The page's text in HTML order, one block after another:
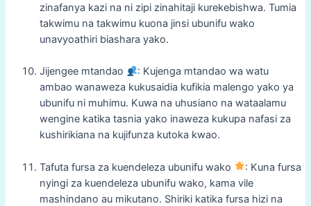
zinafanya kazi na ni zipi zinahitaji kurekebishwa. Tumia
takwimu na takwimu kuona jinsi ubunifu wako
unavyoathiri biashara yako.
Jijengee mtandao
: Kujenga mtandao wa watu
ambao wanaweza kukusaidia kufikia malengo yako ya
ubunifu ni muhimu. Kuwa na uhusiano na wataalamu
wengine katika tasnia yako inaweza kukupa nafasi za
kushirikiana na kujifunza kutoka kwao.
Tafuta fursa za kuendeleza ubunifu wako
: Kuna fursa
nyingi za kuendeleza ubunifu wako, kama vile
mashindano au mikutano. Shiriki katika fursa hizi na